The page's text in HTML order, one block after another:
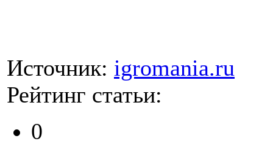
Источник: igromania.ru
Рейтинг статьи:
0